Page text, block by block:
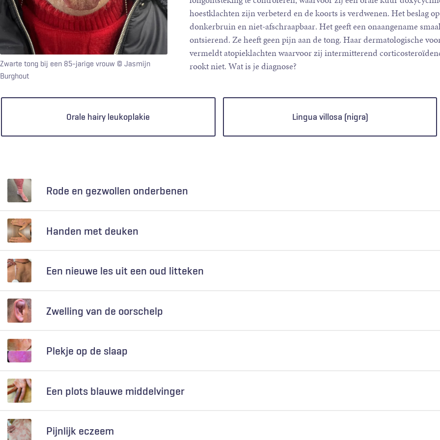
Zwarte tong bij een 85-jarige vrouw © Jasmijn
Burghout
hoestklachten zijn verbeterd en de koorts is verdwenen. Het beslag
donkerbruin en niet-afschraapbaar. Het geeft een onaangename
ontsierend. Ze heeft geen pijn aan de tong. Haar dermatologische
vermeldt atopieklachten waarvoor zij intermitterend
rookt niet. Wat is je diagnose?
Keuzen
Orale hairy leukoplakie
Lingua villosa (nigra)
Rode en gezwollen onderbenen
Handen met deuken
Een nieuwe les uit een oud litteken
Zwelling van de oorschelp
Plekje op de slaap
Een plots blauwe middelvinger
Pijnlijk eczeem